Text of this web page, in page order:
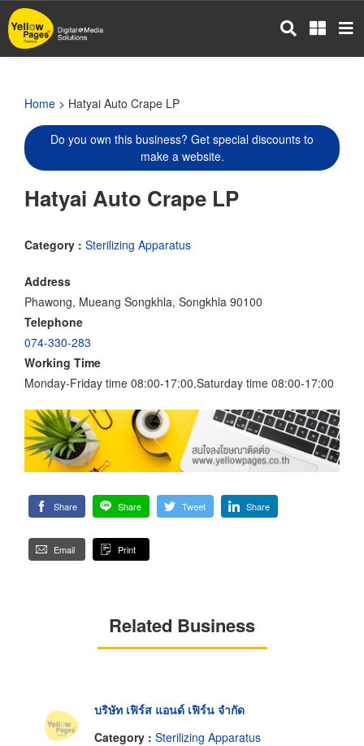
Skip
to
main
Home > Hatyai Auto Crape LP
Do you own this business? Get special discounts to
make a website.
Hatyai Auto Crape LP
Category : Sterilizing Apparatus
Address
Phawong, Mueang Songkhla, Songkhla 90100
Telephone
074-330-283
Working Time
Monday-Friday time 08:00-17:00,Saturday time 08:00-17:00
Share Share Tweet Share
Email Print
Related Business
บริษัท เฟิร์ส แอนด์ เฟิร์น จำกัด
Category : Sterilizing Apparatus